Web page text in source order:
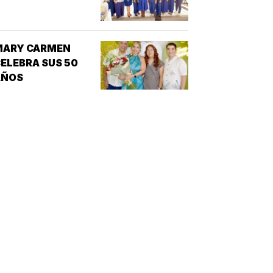
CARMEN
SUS 50